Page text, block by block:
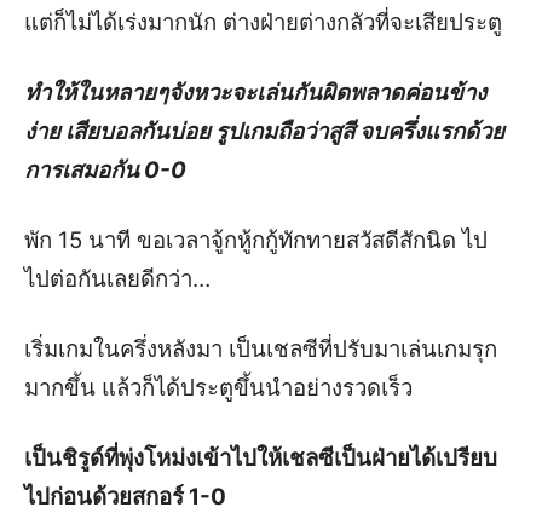
แต่ก็ไม่ได้เร่งมากนัก ต่างฝ่ายต่างกลัวที่จะเสียประตู
ทำให้ในหลายๆจังหวะจะเล่นกันผิดพลาดค่อนข้าง
ง่าย เสียบอลกันบ่อย รูปเกมถือว่าสูสี จบครึ่งแรกด้วย
การเสมอกัน 0-0
พัก 15 นาที ขอเวลาจู้กหู้กกู้ทักทายสวัสดีสักนิด ไป
ไปต่อกันเลยดีกว่า…
เริ่มเกมในครึ่งหลังมา เป็นเชลซีที่ปรับมาเล่นเกมรุก
มากขึ้น แล้วก็ได้ประตูขึ้นนำอย่างรวดเร็ว
เป็นชิรูด์ที่พุ่งโหม่งเข้าไปให้เชลซีเป็นฝ่ายได้เปรียบ
ไปก่อนด้วยสกอร์ 1-0